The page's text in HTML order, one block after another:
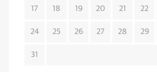
17 18 19 20 21 22
24 25 26 27 28 29
31